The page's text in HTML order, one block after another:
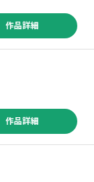
作品詳細
作品詳細